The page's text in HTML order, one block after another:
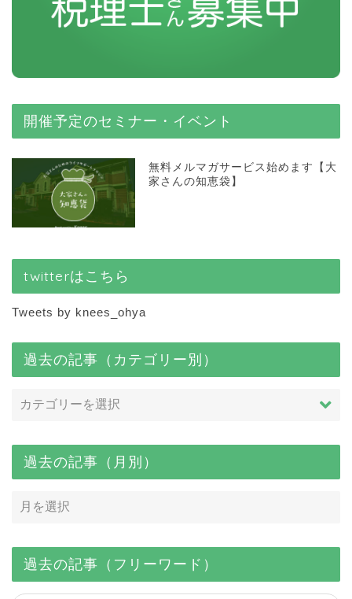
開催予定のセミナー・イベント
無料メルマガサービス始めます【大
家さんの知恵袋】
twitterはこちら
Tweets by knees_ohya
過去の記事（カテゴリー別）
過去の記事（月別）
過去の記事（フリーワード）